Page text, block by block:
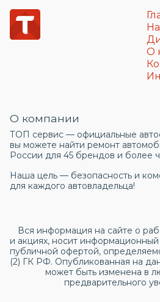
О
О компании
ТОП сервис — официальные
вы можете найти ремонт
России для 45 брендов и более
Наша цель — безопасность и
для каждого автовладельца!
Вся информация на сайте о
и акциях, носит информационный
публичной офертой,
(2) ГК РФ. Опубликованная на
может быть изменена в
предварительного